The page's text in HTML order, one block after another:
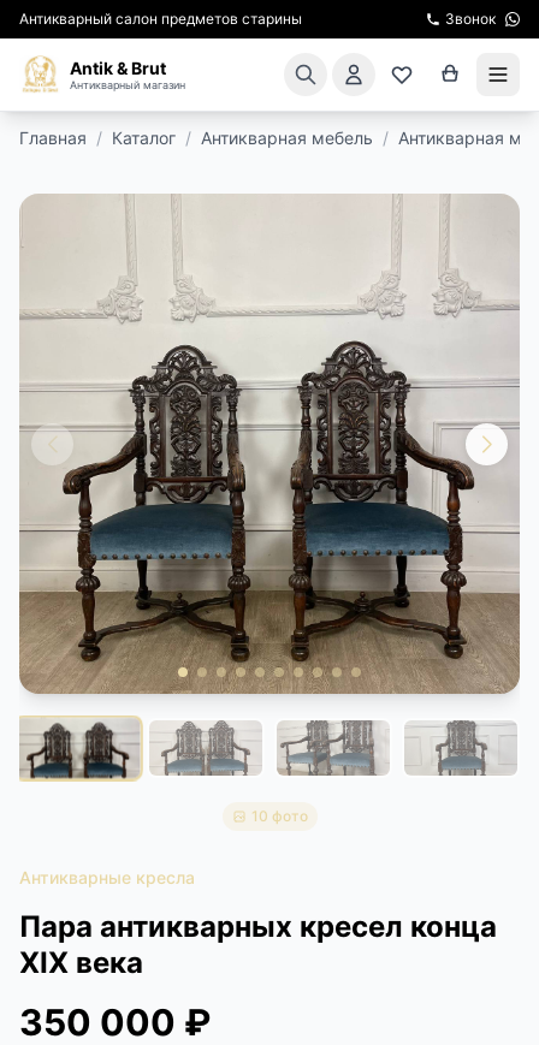
Антикварный салон предметов старины Звонок
Antik & Brut
Антикварный магазин
АРЕНДА МЕБЕЛИ
ПОДАРКИ
КИНОСЪЕМКА
ЭКСКУРСИИ
РЕСТАВРАЦИЯ
КУРСЫ ПО РЕСТАВРАЦИИ
КОНТАКТЫ
ДОСТАВКА И ОПЛАТА
Главная / Каталог / Антикварная мебель / Антикварная
10 фото
Антикварные кресла
Пара антикварных кресел конца
XIX века
350 000 ₽